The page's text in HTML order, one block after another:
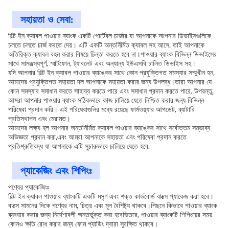
সহায়তা ও সেবা:
বিল্ট ইন ক্যাবল পাওয়ার ব্যাংক একটি পোর্টেবল চার্জার যা আপনাকে আপনার ডিভাইসগুলিকে
চলতে চলতে চার্জ করতে দেয়। এটি একটি অন্তর্নির্মিত ক্যাবল সহ আসে, তাই আপনাকে
অতিরিক্ত ক্যাবল বহন করার বিষয়ে চিন্তা করতে হবে না।পাওয়ার ব্যাংক বিভিন্ন ডিভাইসের
সাথে সামঞ্জস্যপূর্ণ, স্মার্টফোন, ট্যাবলেট এবং অন্যান্য ইউএসবি চালিত ডিভাইস সহ।
যদি আপনার বিল্ট ইন ক্যাবল পাওয়ার ব্যাঙ্কের সাথে কোন প্রযুক্তিগত সমস্যার সম্মুখীন হন,
আমাদের প্রযুক্তিগত সহায়তা দল আপনাকে সহায়তা করার জন্য উপলব্ধ।তারা আপনার যে
কোন সমস্যার সমাধান করতে সাহায্য করতে পারে এবং সমাধান প্রদান করতে পারে. উপরন্তু,
আমরা আপনার পাওয়ার ব্যাংক সঠিকভাবে কাজ চালিয়ে যেতে নিশ্চিত করার জন্য বিভিন্ন
পরিষেবা প্রদান করি। এই পরিষেবাগুলির মধ্যে রয়েছে ফার্মওয়্যার আপডেট, ব্যাটারি
প্রতিস্থাপন এবং মেরামত।
আমাদের লক্ষ্য হল আপনার অন্তর্নির্মিত ক্যাবল পাওয়ার ব্যাঙ্কের সাথে সর্বোত্তম সম্ভাব্য
অভিজ্ঞতা প্রদান করা,এবং আমরা আপনাকে সহায়তা এবং পরিষেবা প্রদান করতে
প্রতিশ্রুতিবদ্ধ যা আপনাকে এটি সুচারুভাবে চালিয়ে যেতে হবে.
প্যাকেজিং এবং শিপিংঃ
পণ্যের প্যাকেজিংঃ
বিল্ট ইন ক্যাবল পাওয়ার ব্যাংকটি একটি মসৃণ এবং শক্ত কার্ডবোর্ড বাক্সে প্যাকেজ করা হবে।
বাক্সে সামনের দিকে পণ্যের নাম, চিত্র এবং মূল বৈশিষ্ট্য থাকবে।পিছনে কিভাবে পাওয়ার ব্যাংক
ব্যবহার করার জন্য নির্দেশাবলী অন্তর্ভুক্ত করা হবেভিতরে, পাওয়ার ব্যাংকটি শিপিংয়ের সময়
কোনও ক্ষতি রোধ করার জন্য ফোম প্যাডিং দ্বারা সুরক্ষিত থাকবে।